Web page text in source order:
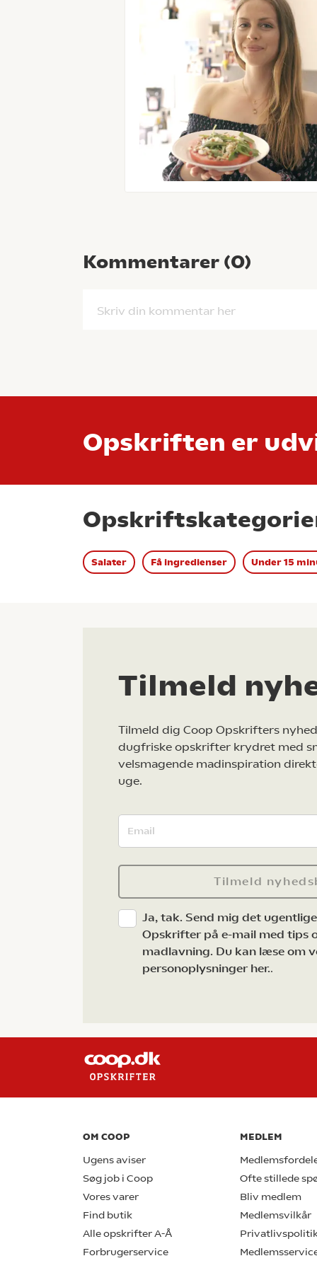
Kommentarer (0)
Skriv din kommentar her
Opskriften er
Salater Få ingredienser Under 15
Tilmeld
Tilmeld dig Coop Opskrifters
dugfriske opskrifter krydret med
velsmagende madinspiration
uge.
Tilmeld
Ja, tak. Send mig det
Opskrifter på e-mail med tips
madlavning. Du kan læse om
personoplysninger her..
OM COOP
Ugens aviser
Søg job i Coop
Vores varer
Find butik
Alle opskrifter A-Å
Forbrugerservice
MEDLEM
Ofte stillede
Bliv medlem
Medlemsvilkår